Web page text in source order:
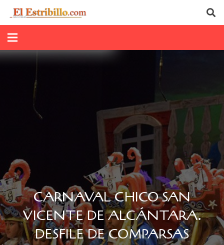
CARNAVAL CHICO SAN
VICENTE DE ALCÁNTARA.
DESFILE DE COMPARSAS